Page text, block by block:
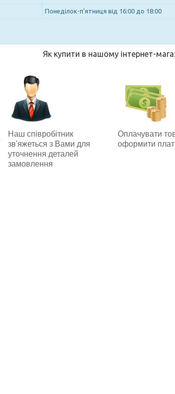
Понеділок-п'ятниця від 16:00 до 18:00
Як купити в нашому інтернет-
Наш співробітник
зв'яжеться з Вами для
уточнення деталей
замовлення
Оплачувати
оформити